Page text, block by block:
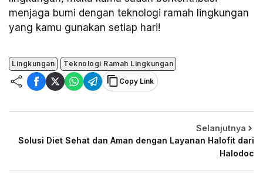
menjaga bumi dengan teknologi ramah lingkungan
yang kamu gunakan setiap hari!
Lingkungan
Teknologi Ramah Lingkungan
Copy Link
Selanjutnya
Solusi Diet Sehat dan Aman dengan Layanan Halofit dari
Halodoc